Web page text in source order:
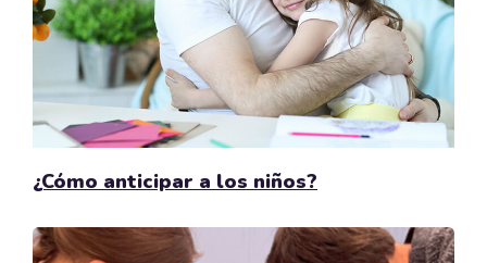
¿Cómo anticipar a los niños?